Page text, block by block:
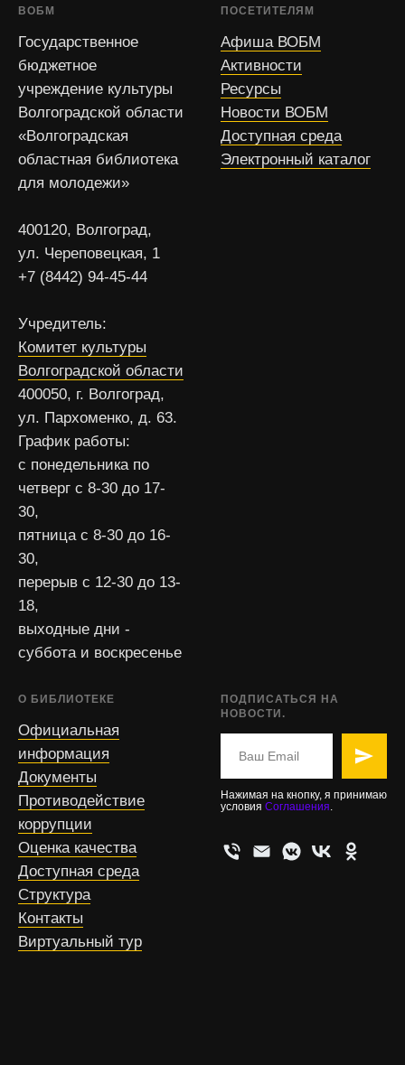
ВОБМ
Государственное
бюджетное
учреждение культуры
Волгоградской области
«Волгоградская
областная библиотека
для молодежи»
400120, Волгоград,
ул. Череповецкая, 1
+7 (8442) 94-45-44
Учредитель:
Комитет культуры
Волгоградской области
400050, г. Волгоград,
ул. Пархоменко, д. 63.
График работы:
с понедельника по
четверг с 8-30 до 17-
30,
пятница с 8-30 до 16-
30,
перерыв с 12-30 до 13-
18,
выходные дни -
суббота и воскресенье
ПОСЕТИТЕЛЯМ
Афиша ВОБМ
Активности
Ресурсы
Новости ВОБМ
Доступная среда
Электронный каталог
О БИБЛИОТЕКЕ
Официальная
информация
Документы
Противодействие
коррупции
Оценка качества
Доступная среда
Структура
Контакты
Виртуальный тур
ПОДПИСАТЬСЯ НА
НОВОСТИ.
Нажимая на кнопку, я принимаю
условия Соглашения.